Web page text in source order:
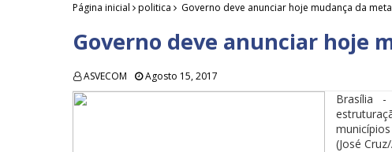
Página inicial politica Governo deve anunciar hoje mudança da
Governo deve anunciar hoje
ASVECOM Agosto 15, 2017
Brasília -
(José